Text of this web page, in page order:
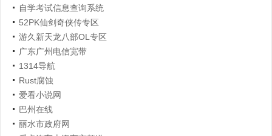
自学考试信息查询系统
52PK仙剑奇侠传专区
游久新天龙八部OL专区
广东广州电信宽带
1314导航
Rust腐蚀
爱看小说网
巴州在线
丽水市政府网